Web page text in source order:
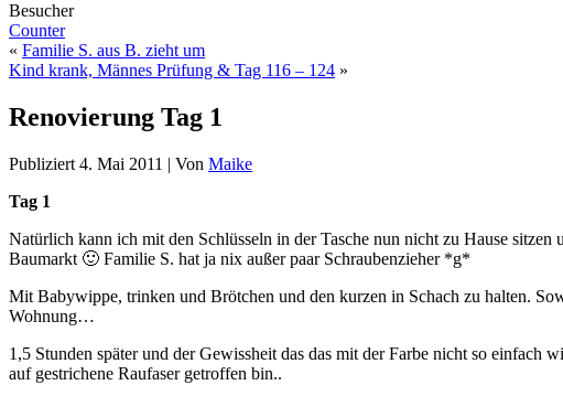
Besucher
Counter
« Familie S. aus B. zieht um
Kind krank, Männes Prüfung & Tag 116 – 124 »
Renovierung Tag 1
Publiziert 4. Mai 2011 | Von Maike
Tag 1
Natürlich kann ich mit den Schlüsseln in der Tasche nun nicht zu Hause
Baumarkt 🙂 Familie S. hat ja nix außer paar Schraubenzieher *g*
Mit Babywippe, trinken und Brötchen und den kurzen in Schach zu halten.
Wohnung…
1,5 Stunden später und der Gewissheit das das mit der Farbe nicht so
auf gestrichene Raufaser getroffen bin..